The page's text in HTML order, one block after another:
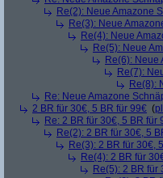
Re(2): Neue Amazone
Re(3): Neue
Re(4): Neue
Re(5): Neue
Re(6): Neue
Re(7):
Re(8):
Re: Neue Amazone
2 BR für 30€, 5 BR für 99€ (
Re: 2 BR für 30€, 5 BR für
Re(2): 2 BR für 30€, 5
Re(3): 2 BR für 30€,
Re(4): 2 BR für
Re(5): 2 BR für